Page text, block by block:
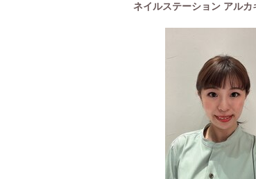
ネイルステーション アル